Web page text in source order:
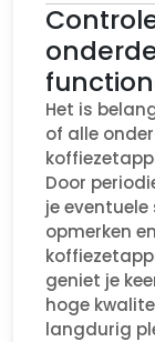
Het is
of alle
Door
je
opmerken
geniet je
hoge
langdurig